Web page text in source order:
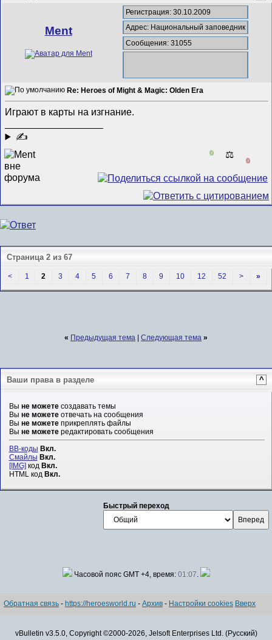
Ment
Регистрация: 30.10.2009
Адрес: Национальный заповедник
Сообщения: 31055
Re: Heroes of Might & Magic: Olden Era
Играют в карты на изгнание.
✍
0 ⚖️
0
Страница 2 из 67
< 1 2 3 4 5 6 7 8 9 10 12 52 > »
« Предыдущая тема | Следующая тема »
Ваши права в разделе ^
Вы не можетесоздавать темы
Вы не можетеотвечать на сообщения
Вы не можетеприкреплять файлы
Вы не можетередактировать сообщения
BB-коды Вкл.
Смайлы Вкл.
[IMG] код Вкл.
HTML код Вкл.
Быстрый переход
Часовой пояс GMT +4, время: 01:07
Обратная связь - https://heroesworld.ru - Архив - Настройки cookies Вверх
vBulletin v3.5.0, Copyright ©2000-2026, Jelsoft Enterprises Ltd. (Русский)